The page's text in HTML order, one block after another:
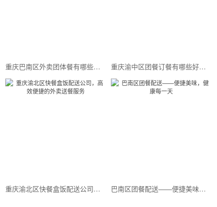
重庆巴南区外卖团体餐有哪些推荐的选择？ 重庆渝中区团餐订餐有哪些好的推荐？
重庆渝北区快餐盒饭配送公司，高效便捷的外卖送餐服务 巴南区团餐配送——便捷美味，健康每一天